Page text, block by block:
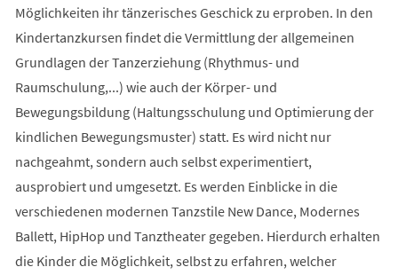
Möglichkeiten ihr tänzerisches Geschick zu erproben. In den
Kindertanzkursen findet die Vermittlung der allgemeinen
Grundlagen der Tanzerziehung (Rhythmus- und
Raumschulung,...) wie auch der Körper- und
Bewegungsbildung (Haltungsschulung und Optimierung der
kindlichen Bewegungsmuster) statt. Es wird nicht nur
nachgeahmt, sondern auch selbst experimentiert,
ausprobiert und umgesetzt. Es werden Einblicke in die
verschiedenen modernen Tanzstile New Dance, Modernes
Ballett, HipHop und Tanztheater gegeben. Hierdurch erhalten
die Kinder die Möglichkeit, selbst zu erfahren, welcher